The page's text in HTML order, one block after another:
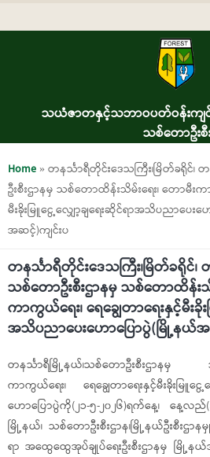
သယံဇာတနှင့်သဘာဝပတ်ဝန်းကျင်
သစ်တောဦးစီ
You are here
Home» တနင်္သာရီတိုင်းဒေသကြီး၊မြိတ်ခရိုင်၊
ဦးစီးဌာနမှ သစ်တောထိန်းသိမ်းရေး၊ တောမီးက
မီးခိုးမြူငွေ့လျှော့ချရေးဆိုင်ရာအသိပညာပေး
အဆင့်)ကျင်းပ
တနင်္သာရီတိုင်းဒေသကြီး၊မြိတ်ခရိုင်၊
သစ်တောဦးစီးဌာနမှ သစ်တောထိန်းသိ
ကာကွယ်ရေး၊ ရေချွေတာရေးနှင့်မီးခို
အသိပညာပေးဟောပြောပွဲ(မြို့နယ်
တနင်္သာရီမြို့နယ်၊သစ်တောဦးစီးဌာနမှ သ
ကာကွယ်ရေး၊ ရေချွေတာရေးနှင့်မီးခိုးမြူငွေ့
ဟောပြောပွဲကို(၂၁-၅-၂၀၂၆)ရက်နေ့၊ နေ့လည်
မြို့နယ်၊ သစ်တောဦးစီးဌာန၊မြို့နယ်ဦးစီးဌာ
ရာ အထွေထွေအုပ်ချုပ်ရေးဦးစီးဌာနမှ မြို့နယ်အု